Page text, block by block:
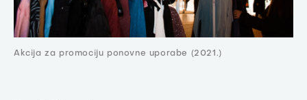
Akcija za promociju ponovne uporabe (2021.)